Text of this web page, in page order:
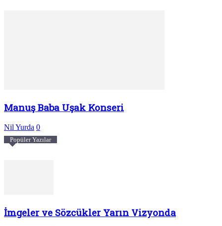
Manuş Baba Uşak Konseri
Nil Yurda 0
Popüler Yazılar
İmgeler ve Sözcükler Yarın Vizyonda